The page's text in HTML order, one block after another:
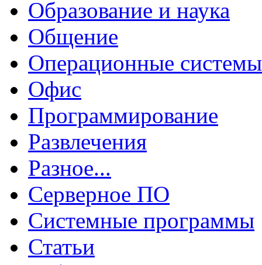
Образование и наука
Общение
Операционные системы
Офис
Программирование
Развлечения
Разное...
Серверное ПО
Системные программы
Статьи